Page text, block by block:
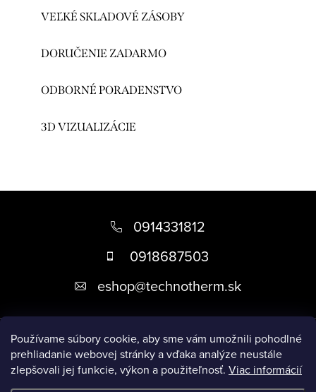
Používame súbory cookie, aby sme vám umožnili pohodlné
prehliadanie webovej stránky a vďaka analýze neustále
zlepšovali jej funkcie, výkon a použiteľnosť. Viac informácií
VEĽKÉ SKLADOVÉ ZÁSOBY
DORUČENIE ZADARMO
ODBORNÉ PORADENSTVO
3D VIZUALIZÁCIE
i
0914331812
0918687503
eshop@technotherm.sk
Informácie
Prijímame online platby